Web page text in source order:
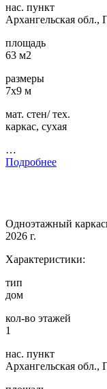
нас. пункт
Архангельская
площадь
63 м2
размеры
7х9 м
мат. стен/ тех.
каркас, сухая
…
Подробнее
Одноэтажный
2026 г.
Характеристики:
тип
дом
кол-во этажей
1
нас. пункт
Архангельская